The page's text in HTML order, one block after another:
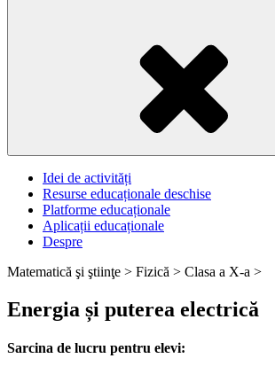
Idei de activități
Resurse educaționale deschise
Platforme educaționale
Aplicații educaționale
Despre
Matematică şi ştiinţe > Fizică > Clasa a X-a >
Energia și puterea electrică
Sarcina de lucru pentru elevi: